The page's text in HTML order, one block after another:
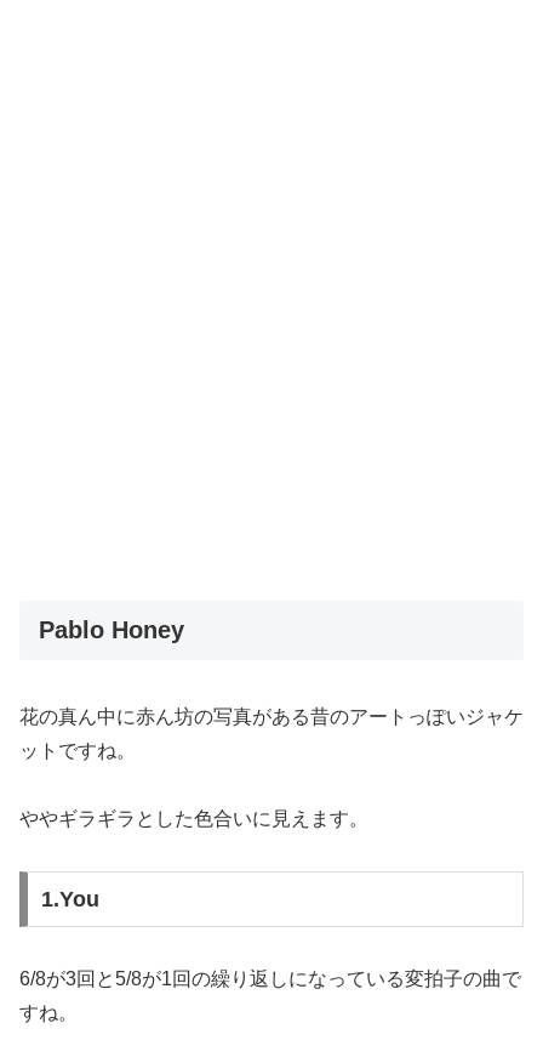
Pablo Honey
花の真ん中に赤ん坊の写真がある昔のアートっぽいジャケ
ットですね。
ややギラギラとした色合いに見えます。
1.You
6/8が3回と5/8が1回の繰り返しになっている変拍子の曲で
すね。